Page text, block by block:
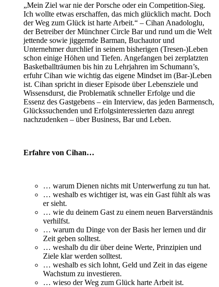
„Mein Ziel war nie der Porsche oder ein Competition-Sieg.
Ich wollte etwas erschaffen, das mich glücklich macht. Doch
der Weg zum Glück ist harte Arbeit.“ – Cihan Anadologlu,
der Betreiber der Münchner Circle Bar und rund um die Welt
jettende sowie jiggernde Barman, Buchautor und
Unternehmer durchlief in seinem bisherigen (Tresen-)Leben
schon einige Höhen und Tiefen. Angefangen bei zerplatzten
Basketballträumen bis hin zu Lehrjahren im Schumann’s,
erfuhr Cihan wie wichtig das eigene Mindset im (Bar-)Leben
ist. Cihan spricht in dieser Episode über Lebensziele und
Wissensdurst, die Problematik schneller Erfolge und die
Essenz des Gastgebens – ein Interview, das jeden Barmensch,
Glückssuchenden und Erfolgsinteressierten dazu anregt
nachzudenken – über Business, Bar und Leben.
Erfahre von Cihan…
… warum Dienen nichts mit Unterwerfung zu tun hat.
… weshalb es wichtiger ist, was ein Gast fühlt als was
er sieht.
… wie du deinem Gast zu einem neuen Barverständnis
verhilfst.
… warum du Dinge von der Basis her lernen und dir
Zeit geben solltest.
… weshalb du dir über deine Werte, Prinzipien und
Ziele klar werden solltest.
… weshalb es sich lohnt, Geld und Zeit in das eigene
Wachstum zu investieren.
… wieso der Weg zum Glück harte Arbeit ist.